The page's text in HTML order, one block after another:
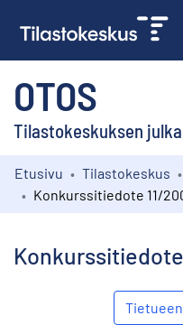
OTOS
Tilastokeskuksen
Kokoelmat
Etusivu Tilastokeskus
Konkurssitiedote 11/